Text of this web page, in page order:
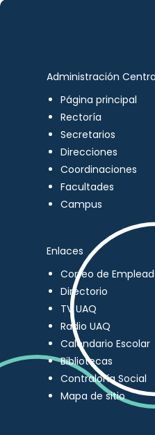
Administración
Página principal
Rectoría
Secretarios
Direcciones
Coordinaciones
Facultades
Campus
Enlaces
Correo de
Directorio
TV UAQ
Radio UAQ
Calendario Escolar
Bibliotecas
Contraloría Social
Mapa de sitio